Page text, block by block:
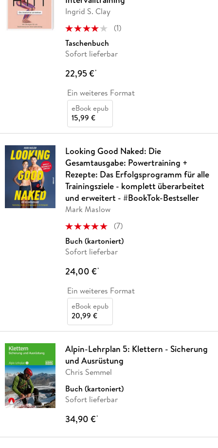
Ingrid S. Clay
(1)
Taschenbuch
Sofort lieferbar
22,95 €*
Ein weiteres Format
eBook epub
15,99 €
Looking Good Naked: Die
Gesamtausgabe: Powertraining +
Rezepte: Das Erfolgsprogramm für alle
Trainingsziele - komplett überarbeitet
und erweitert - #BookTok-Bestseller
Mark Maslow
(7)
Buch (kartoniert)
Sofort lieferbar
24,00 €*
Ein weiteres Format
eBook epub
20,99 €
Alpin-Lehrplan 5: Klettern - Sicherung
und Ausrüstung
Chris Semmel
Buch (kartoniert)
Sofort lieferbar
34,90 €*